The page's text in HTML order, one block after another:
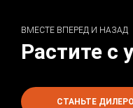
ВМЕСТЕ ВПЕРЕД И НАЗАД
Растите с
СТАНЬТЕ